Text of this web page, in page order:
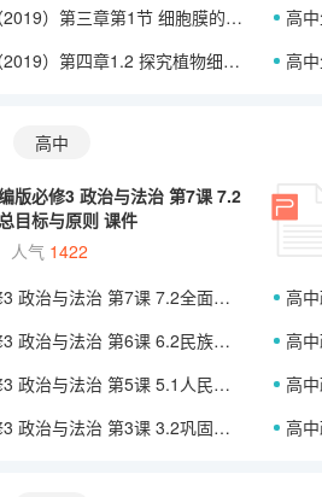
章第1节 细胞膜的结构和功能（课件）
高中
究植物细胞的吸水和失水实验与被动运输（课件）
高中
高中
版必修3 政治与法治 第7课 7.2
目标与原则 课件
人气 1422
7课 7.2全面依法治国的总目标与原则 课件
高中
治 第6课 6.2民族区域自治制度 课件
高中政
5.1人民代表大会：我国的国家权力机关 课件
高中
治 第3课 3.2巩固党的执政地位 课件
高中